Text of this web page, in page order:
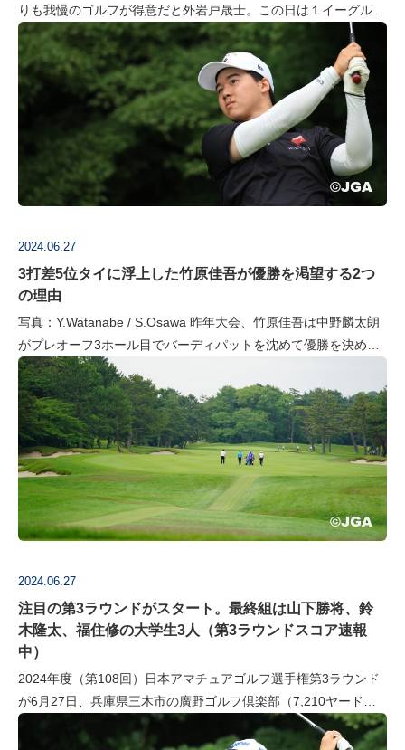
りも我慢のゴルフが得意だと外岩戸晟士。この日は１イーグル・
１バーディ・１ボギーの68。１イーグルは粘りに粘ったあ…
2024.06.27
3打差5位タイに浮上した竹原佳吾が優勝を渇望する2つ
の理由
写真：Y.Watanabe / S.Osawa 昨年大会、竹原佳吾は中野麟太朗
がプレオーフ3ホール目でバーディパットを沈めて優勝を決めた
瞬間をキャディとして見つめていた。激戦を勝ち抜いて日本一の
称号を…
2024.06.27
注目の第3ラウンドがスタート。最終組は山下勝将、鈴
木隆太、福住修の大学生3人（第3ラウンドスコア速報
中）
2024年度（第108回）日本アマチュアゴルフ選手権第3ラウンド
が6月27日、兵庫県三木市の廣野ゴルフ倶楽部（7,210ヤード・
パー70）でスタート。後半のラウンドに進出した通算7オーバー
パーまでの6…